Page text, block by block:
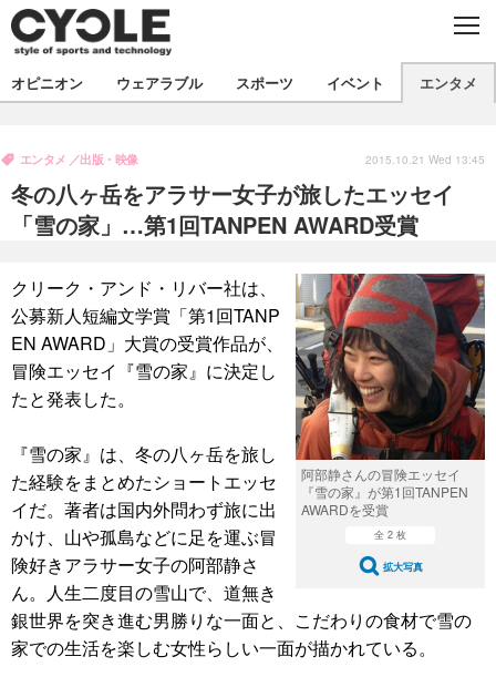
C
O
S
E
製品/用品
衣類
飲食
バックナンバー
コラム
インプレ
ボイス
デバイス
ビジネス
国内
スポーツ
選手
写真
動画
試乗会
スポーツ
ツアー
文化
エンタメ
芸能
出版／映画
話題
ファッション
写真
動画
ライフ
社会
政治
オピニオン ウェアラブル スポーツ イベント エンタメ
冬の八ヶ岳をアラサー女子が旅したエッセイ
「雪の家」…第1回TANPEN AWARD受賞
エンタメ 出版・映像 2015.10.21 Wed 13:45
阿部静さんの冒険エッセイ
『雪の家』が第1回TANPEN
AWARDを受賞
全 2 枚
拡大写真
クリーク・アンド・リバー社は、
公募新人短編文学賞「第1回TANP
EN AWARD」大賞の受賞作品が、
冒険エッセイ『雪の家』に決定し
たと発表した。
『雪の家』は、冬の八ヶ岳を旅し
た経験をまとめたショートエッセ
イだ。著者は国内外問わず旅に出
かけ、山や孤島などに足を運ぶ冒
険好きアラサー女子の阿部静さ
ん。人生二度目の雪山で、道無き
銀世界を突き進む男勝りな一面と、こだわりの食材で雪の
家での生活を楽しむ女性らしい一面が描かれている。